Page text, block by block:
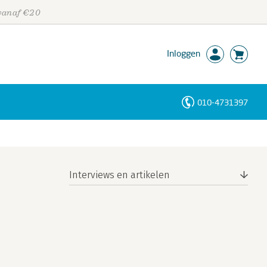
€20
Inloggen
010-4731397
Interviews en artikelen
Personen